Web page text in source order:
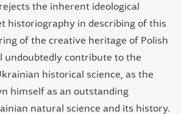
the inherent ideological
historiography in describing of this
of the creative heritage of Polish
undoubtedly contribute to the
historical science, as the
himself as an outstanding
natural science and its history.